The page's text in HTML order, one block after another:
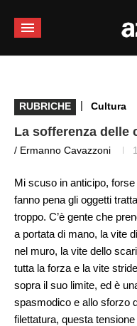
RUBRICHE | Cultura
La sofferenza delle
/ Ermanno Cavazzoni
Mi scuso in anticipo,
fanno pena gli oggetti
troppo. C’è gente che
a portata di mano, la vite
nel muro, la vite dello
tutta la forza e la vite
sopra il suo limite, ed è
spasmodico e allo sforzo
filettatura, questa